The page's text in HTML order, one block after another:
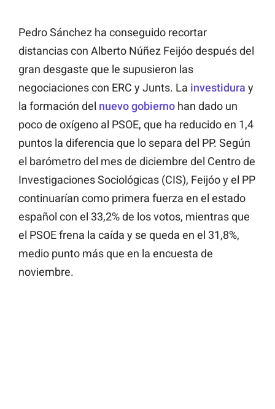
Pedro Sánchez ha conseguido recortar
distancias con Alberto Núñez Feijóo después del
gran desgaste que le supusieron las
negociaciones con ERC y Junts. La investidura y
la formación del nuevo gobierno han dado un
poco de oxígeno al PSOE, que ha reducido en 1,4
puntos la diferencia que lo separa del PP. Según
el barómetro del mes de diciembre del Centro de
Investigaciones Sociológicas (CIS), Feijóo y el PP
continuarían como primera fuerza en el estado
español con el 33,2% de los votos, mientras que
el PSOE frena la caída y se queda en el 31,8%,
medio punto más que en la encuesta de
noviembre.